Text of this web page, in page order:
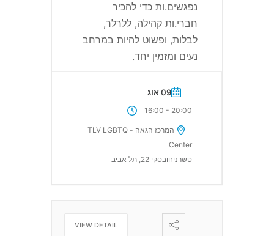
נפגשים.ות כדי להכיר
חברי.ות קהילה, ללרלר,
לבלות, ופשוט להיות במרחב
נעים ומזמין יחד.
09 אוג
16:00 - 20:00
המרכז הגאה - TLV LGBTQ
Center
טשרניחובסקי 22, תל אביב
VIEW DETAIL